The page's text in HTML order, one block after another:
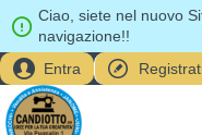
Ciao, siete nel nuovo
navigazione!!
Entra